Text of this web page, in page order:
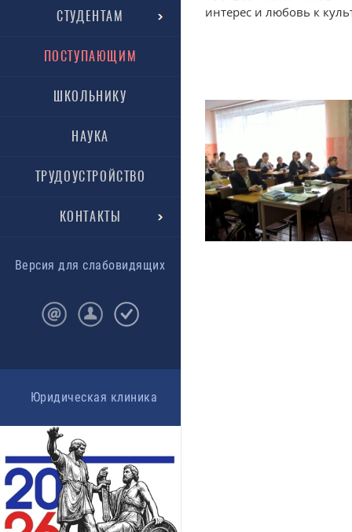
СТУДЕНТАМ
ПОСТУПАЮЩИМ
ШКОЛЬНИКУ
НАУКА
ТРУДОУСТРОЙСТВО
КОНТАКТЫ
Версия для слабовидящих
Юридическая клиника
интерес и любовь к